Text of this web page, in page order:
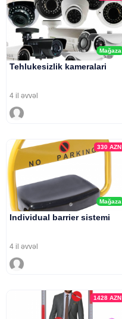
Mağaza
Tehlukesizlik kameralari
4 il əvvəl
Mağaza
330AZN
Individual barrier sistemi
4 il əvvəl
1428AZN